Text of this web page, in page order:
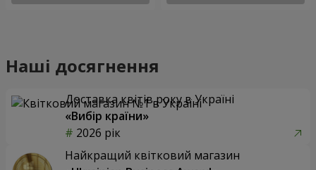
Наші досягнення
Доставка квітів року в Україні
«Вибір країни»
2026 рік
Найкращий квітковий магазин